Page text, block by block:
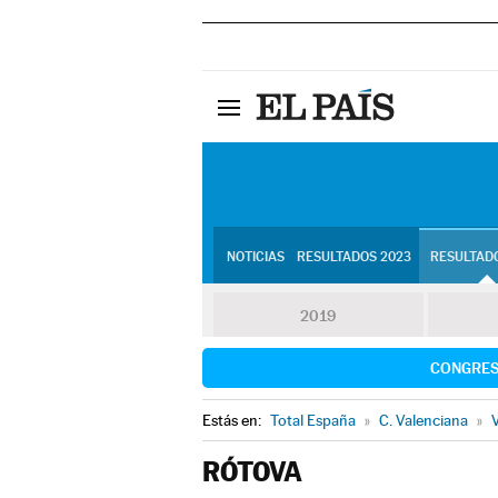
NOTICIAS RESULTADOS 2023
2019
Estás en: Total España » C. Valenciana »
RÓTOVA